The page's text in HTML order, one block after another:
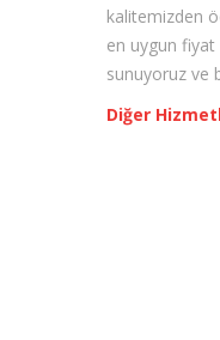
kalitemizden
en uygun
sunuyoruz ve
Diğer